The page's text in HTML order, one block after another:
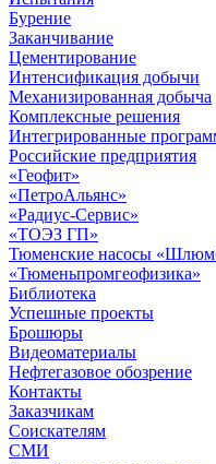
Бурение
Заканчивание
Цементирование
Интенсификация добычи
Механизированная добыча
Комплексные решения
Интегрированные
Российские предприятия
«Геофит»
«ПетроАльянс»
«Радиус-Сервис»
«ТОЭЗ ГП»
Тюменские насосы
«Тюменьпромгеофизика»
Библиотека
Успешные проекты
Брошюры
Видеоматериалы
Нефтегазовое обозрение
Контакты
Заказчикам
Соискателям
СМИ